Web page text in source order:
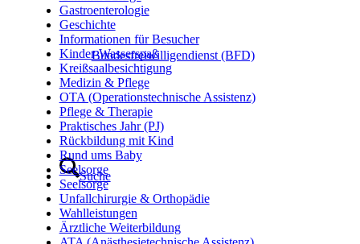
Bundesfreiwilligendienst (BFD)
Suche
Gastroenterologie
Geschichte
Informationen für Besucher
Kinder-Wasserspaß
Kreißsaalbesichtigung
Medizin & Pflege
OTA (Operationstechnische Assistenz)
Pflege & Therapie
Praktisches Jahr (PJ)
Rückbildung mit Kind
Rund ums Baby
Seelsorge
Seelsorge
Unfallchirurgie & Orthopädie
Wahlleistungen
Ärztliche Weiterbildung